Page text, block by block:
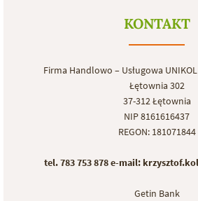
KONTAKT
Firma Handlowo – Usługowa
Łętownia 302
37-312 Łętownia
NIP 8161616437
REGON: 181071844
tel. 783 753 878e-mail:
Getin Bank